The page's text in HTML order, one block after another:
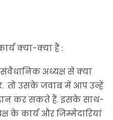
क्या-क्या हैं :
अध्यक्ष से क्या
तो उसके जवाब में आप उन्हें
कर सकते हैं. इसके साथ-
के कार्य और जिम्मेदारियां